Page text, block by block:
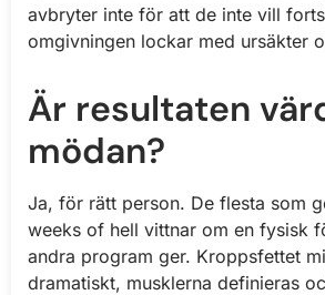
avbryter inte för att de inte vill
omgivningen lockar med ursäkter
Är resultaten
mödan?
Ja, för rätt person. De flesta som
weeks of hell vittnar om en fysisk
andra program ger. Kroppsfettet
dramatiskt, musklerna definieras